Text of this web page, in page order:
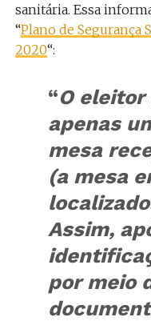
sanitária. Essa
“Plano de Segurança
2020“:
“O eleitor
apenas
mesa
(a mesa
Assim,
por meio